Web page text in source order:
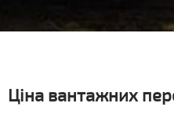
Ціна вантажних